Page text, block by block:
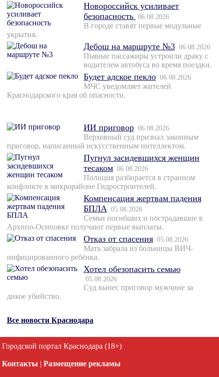
Новороссийск усиливает
безопасность 06.08.2026
В городе ставят первые модульные
укрытия.
Дебош на маршруте №3 06.08.2026
Пьяные пассажиры устроили драку с
водителем автобуса во время поездки.
Будет адское пекло 06.08.2026
МЧС уведомляет жителей
Краснодарского края об опасности.
ИИ приговор 06.08.2026
Верховный суд признал законным
приговор, написанный искусственным интеллектом.
Пугнул засидевшихся женщин
тесаком 06.08.2026
Полиция разбирается в странном
конфликте в микрорайоне Гидростроителей.
Компенсация жертвам падения
БПЛА
05.08.2026
Семьи погибших и пострадавшие в
Архипо-Осиповке получают первые выплаты.
Отказ от спасения 05.08.2026
Мать забрала из больницы ВИЧ-
инфицированного ребёнка.
Хотел обезопасить семью
05.08.2026
Суд вынес приговор мужчине за
дикое убийство.
Все новости Краснодара
Городской портал Краснодара (18+)
Контакты | Размещение рекламы